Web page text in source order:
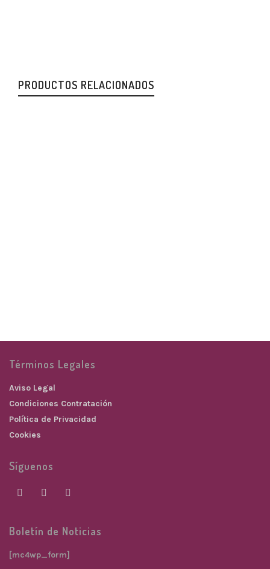
PRODUCTOS RELACIONADOS
Términos Legales
Aviso Legal
Condiciones Contratación
Política de Privacidad
Cookies
Síguenos
Boletín de Noticias
[mc4wp_form]